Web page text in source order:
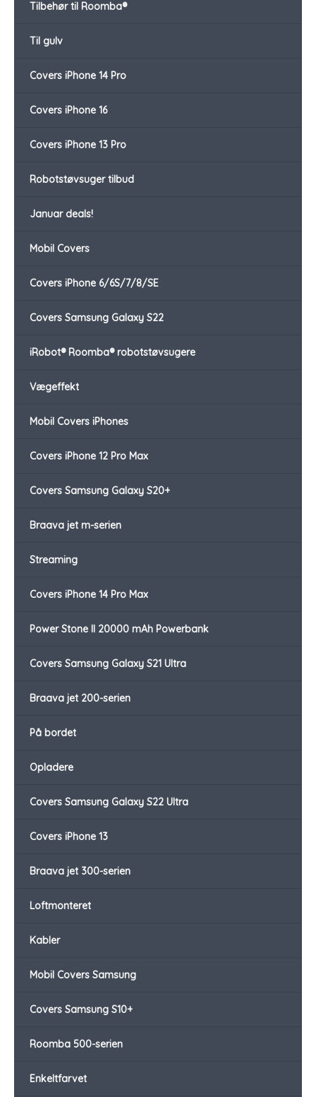
Tilbehør til Roomba®
Til gulv
Covers iPhone 14 Pro
Covers iPhone 16
Covers iPhone 13 Pro
Robotstøvsuger tilbud
Januar deals!
Mobil Covers
Covers iPhone 6/6S/7/8/SE
Covers Samsung Galaxy S22
iRobot® Roomba® robotstøvsugere
Vægeffekt
Mobil Covers iPhones
Covers iPhone 12 Pro Max
Covers Samsung Galaxy S20+
Braava jet m-serien
Streaming
Covers iPhone 14 Pro Max
Power Stone II 20000 mAh Powerbank
Covers Samsung Galaxy S21 Ultra
Braava jet 200-serien
På bordet
Opladere
Covers Samsung Galaxy S22 Ultra
Covers iPhone 13
Braava jet 300-serien
Loftmonteret
Kabler
Mobil Covers Samsung
Covers Samsung S10+
Roomba 500-serien
Enkeltfarvet